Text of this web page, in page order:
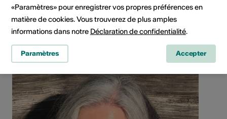
Partager l'artiste
«Paramètres» pour enregistrer vos propres préférences en
matière de cookies. Vous trouverez de plus amples
informations dans notre Déclaration de confidentialité.
Paramètres Accepter